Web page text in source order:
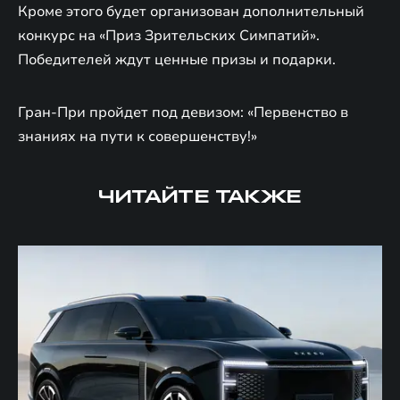
Кроме этого будет организован дополнительный
конкурс на «Приз Зрительских Симпатий».
Победителей ждут ценные призы и подарки.
Гран-При пройдет под девизом: «Первенство в
знаниях на пути к совершенству!»
ЧИТАЙТЕ ТАКЖЕ